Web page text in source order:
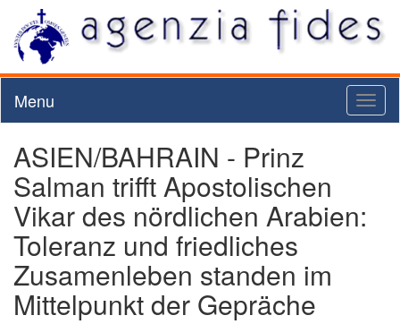
Menu
ASIEN/BAHRAIN - Prinz
Salman trifft Apostolischen
Vikar des nördlichen Arabien:
Toleranz und friedliches
Zusamenleben standen im
Mittelpunkt der Gepräche